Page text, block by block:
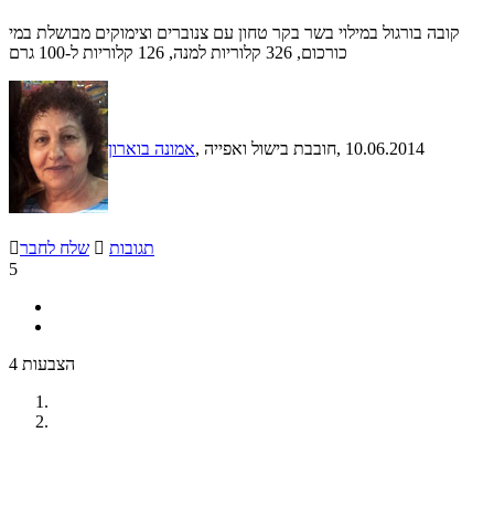
קובה בורגול במילוי בשר בקר טחון עם צנוברים וצימוקים מבושלת במי
כורכום, 326 קלוריות למנה, 126 קלוריות ל-100 גרם
אמונה בוארון , חובבת בישול ואפייה, 10.06.2014
שלח לחבר  תגובות
5
4 הצבעות